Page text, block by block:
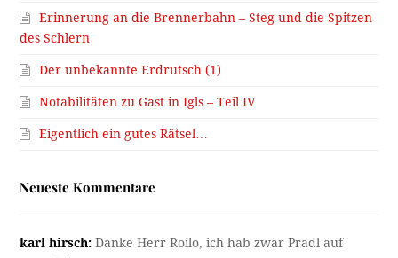
Erinnerung an die Brennerbahn – Steg und die Spitzen
des Schlern
Der unbekannte Erdrutsch (1)
Notabilitäten zu Gast in Igls – Teil IV
Eigentlich ein gutes Rätsel…
Neueste Kommentare
karl hirsch: Danke Herr Roilo, ich hab zwar Pradl auf